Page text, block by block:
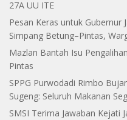
27A UU ITE
Pesan Keras untuk Gubernur
Simpang Betung–Pintas,
Mazlan Bantah Isu
Pintas
SPPG Purwodadi Rimbo
Sugeng: Seluruh Makanan
SMSI Terima Jawaban Kejati